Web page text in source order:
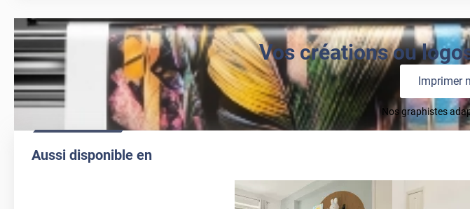
Vos créations ou
Imprimer
Nos graphistes
Aussi disponible en